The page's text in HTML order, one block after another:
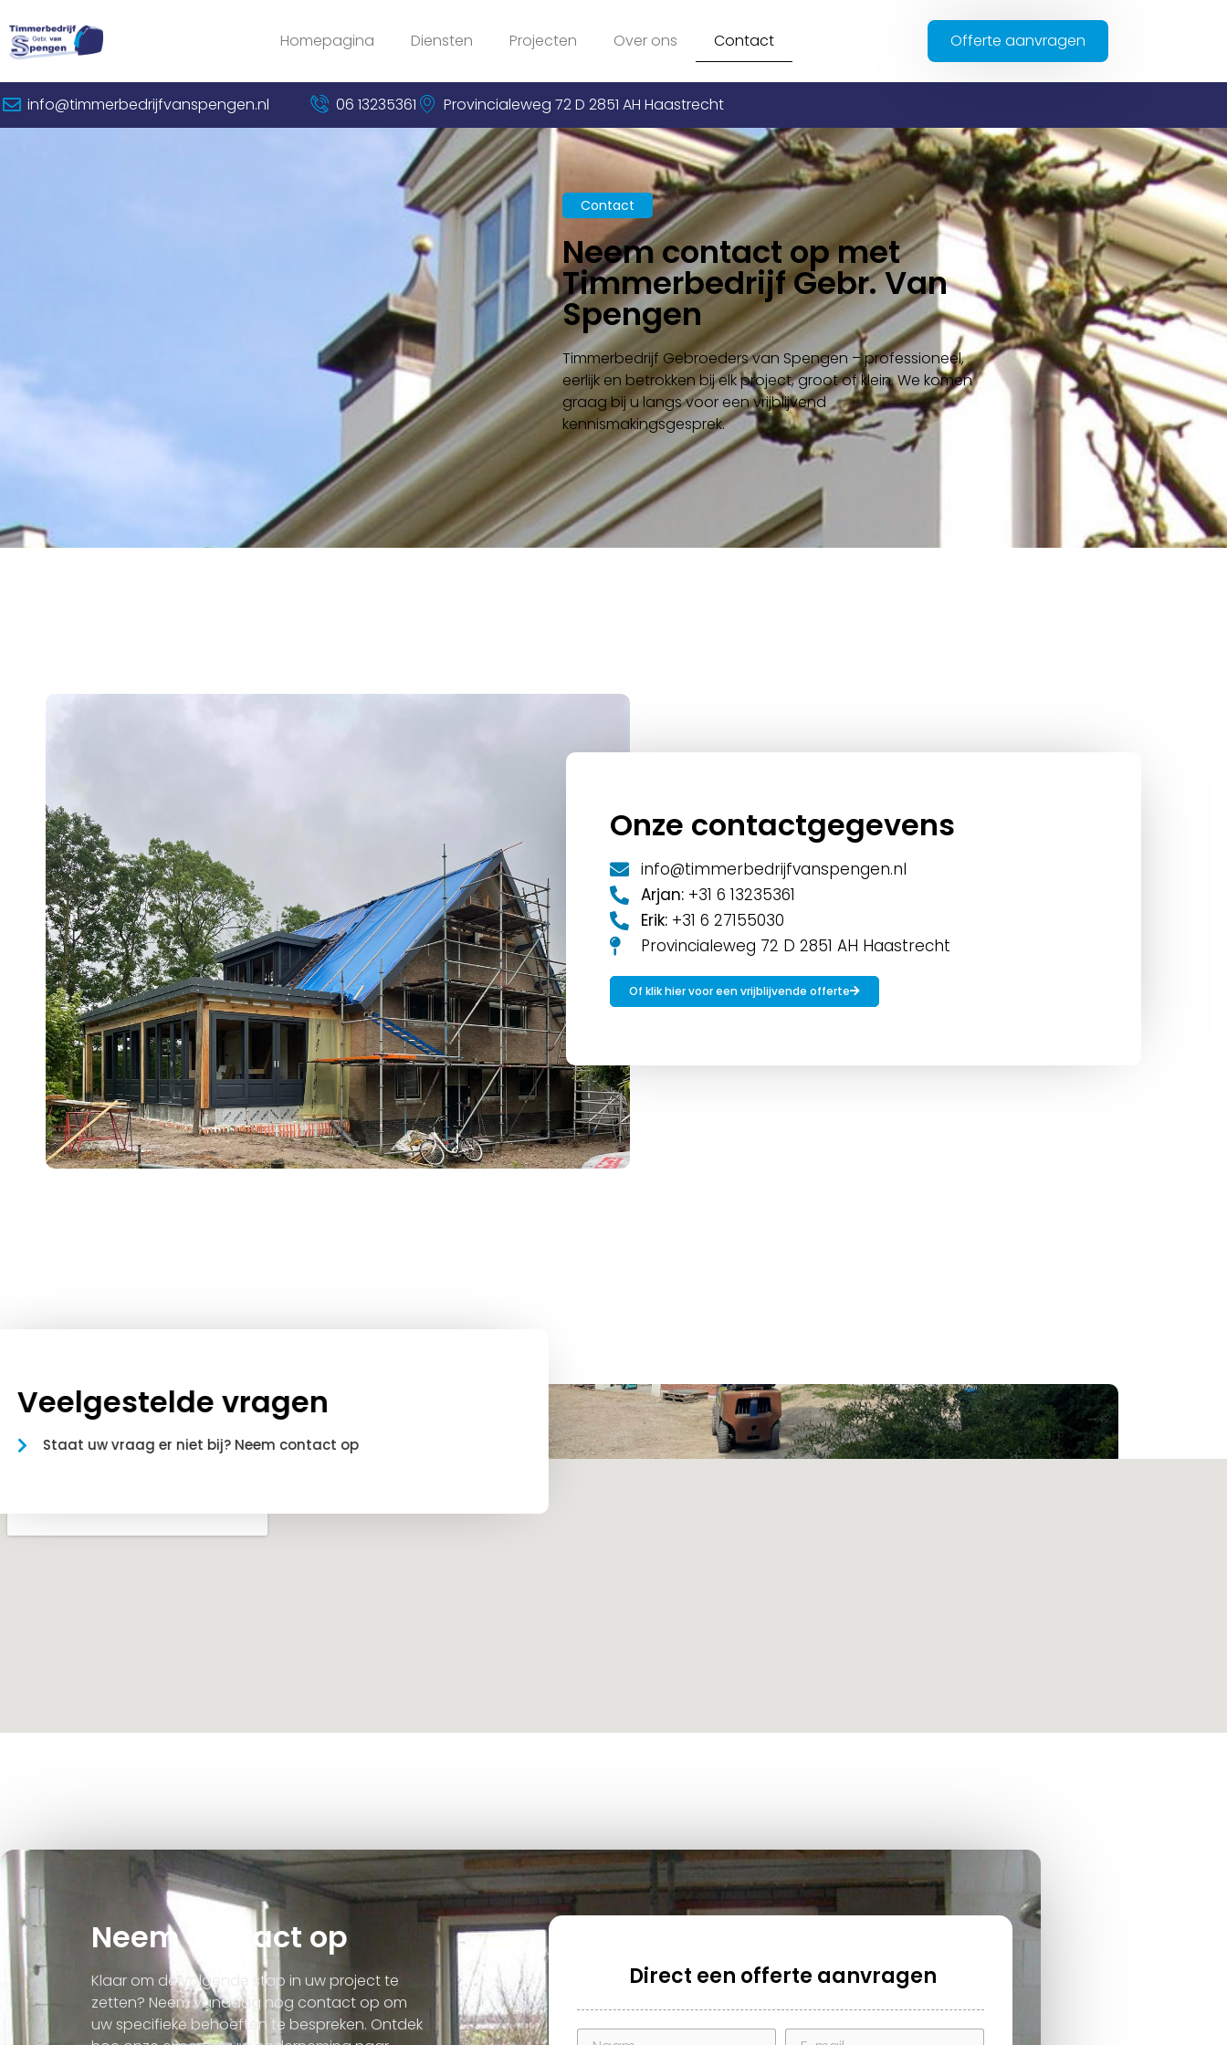
Homepagina Diensten Projecten Over ons Contact Offerte aanvragen
info@timmerbedrijfvanspengen.nl 06 13235361 Provincialeweg 72 D 2851 AH Haastrecht
Contact
Neem contact op met
Timmerbedrijf Gebr. Van
Spengen
Timmerbedrijf Gebroeders van Spengen – professioneel,
eerlijk en betrokken bij elk project, groot of klein. We komen
graag bij u langs voor een vrijblijvend
kennismakingsgesprek.
Onze contactgegevens
info@timmerbedrijfvanspengen.nl
Arjan: +31 6 13235361
Erik: +31 6 27155030
Provincialeweg 72 D 2851 AH Haastrecht
Of klik hier voor een vrijblijvende offerte
Veelgestelde vragen
Staat uw vraag er niet bij? Neem contact op
Neem contact op
Klaar om de volgende stap in uw project te
zetten? Neem vandaag nog contact op om
uw specifieke behoeften te bespreken. Ontdek
Direct een offerte aanvragen